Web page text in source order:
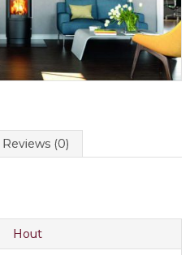
Reviews (0)
Hout